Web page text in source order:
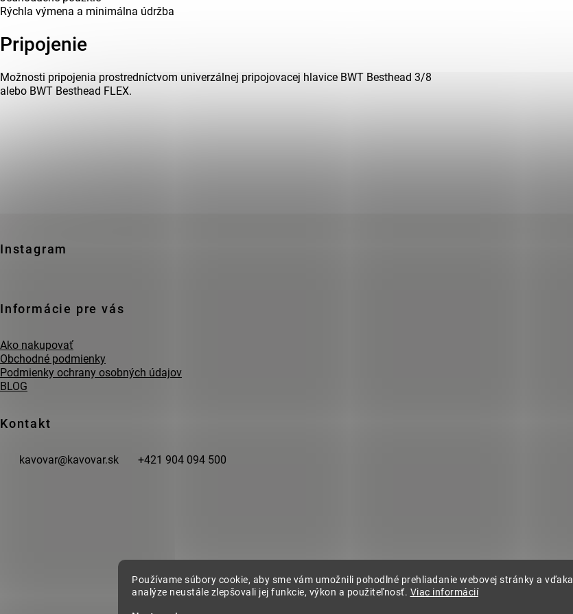
Používame súbory cookie, aby sme vám umožnili pohodlné prehliadanie webovej stránky a vďaka
analýze neustále zlepšovali jej funkcie, výkon a použiteľnosť. Viac informácií
Rýchla výmena a minimálna údržba
Pripojenie
Možnosti pripojenia prostredníctvom univerzálnej pripojovacej hlavice BWT Besthead 3/8
alebo BWT Besthead FLEX.
Zápätie
Instagram
Informácie pre vás
Ako nakupovať
Obchodné podmienky
Podmienky ochrany osobných údajov
BLOG
Kontakt
kavovar@kavovar.sk +421 904 094 500